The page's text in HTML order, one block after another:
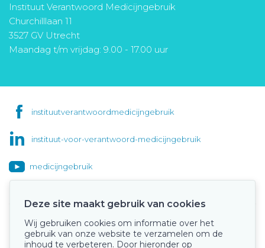
Instituut Verantwoord Medicijngebruik
Churchilllaan 11
3527 GV Utrecht
Maandag t/m vrijdag: 9.00 - 17.00 uur
instituutverantwoordmedicijngebruik
instituut-voor-verantwoord-medicijngebruik
medicijngebruik
Onze keurmerken
Deze site maakt gebruik van cookies
Wij gebruiken cookies om informatie over het
gebruik van onze website te verzamelen om de
inhoud te verbeteren. Door hieronder op